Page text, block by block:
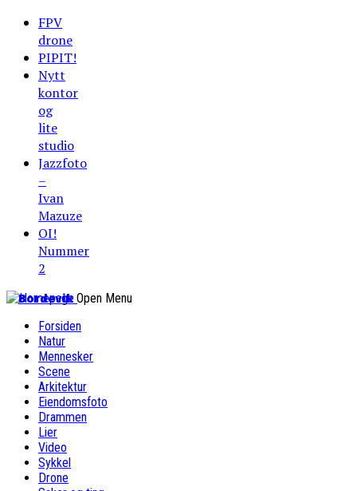
FPV
drone
PIPIT!
Nytt
kontor
og
lite
studio
Jazzfoto
–
Ivan
Mazuze
OI!
Nummer
2
Bordevik Open Menu
Forsiden
Natur
Mennesker
Scene
Arkitektur
Eiendomsfoto
Drammen
Lier
Video
Sykkel
Drone